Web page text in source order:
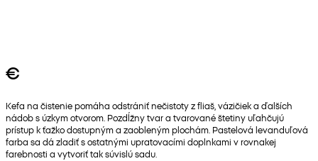
€
Kefa na čistenie pomáha odstrániť nečistoty z fliaš, vázičiek a ďalších
nádob s úzkym otvorom. Pozdĺžny tvar a tvarované štetiny uľahčujú
prístup k ťažko dostupným a zaobleným plochám. Pastelová levanduľová
farba sa dá zladiť s ostatnými upratovacími doplnkami v rovnakej
farebnosti a vytvoriť tak súvislú sadu.